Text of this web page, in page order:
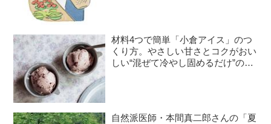
材料4つで簡単「小倉アイス」のつ
くり方。やさしい甘さとコクがおい
しい“混ぜて冷やし固めるだけ”のひ
自然派医師・本間真二郎さんの「夏